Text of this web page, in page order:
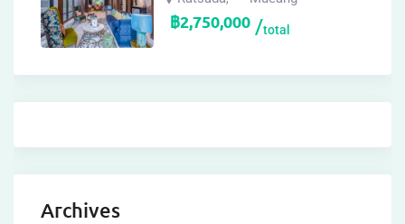
฿2,750,000 total
Archives